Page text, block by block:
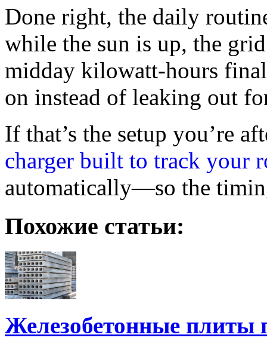
Done right, the daily
while the sun is up, the
midday kilowatt-hours
on instead of leaking out
If that’s the setup you’re
charger built to track your
automatically—so the
Похожие статьи:
Железобетонные плиты